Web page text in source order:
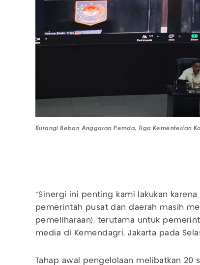
Kurangi Beban Anggaran Pemda, Tiga Kementerian
"Sinergi ini penting kami lakukan
pemerintah pusat dan daerah masih
pemeliharaan), terutama untuk
media di Kemendagri, Jakarta pada
Tahap awal pengelolaan melibatkan